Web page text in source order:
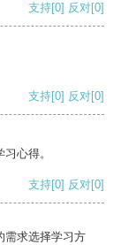
支持[0] 反对[0]
支持[0] 反对[0]
心得。
支持[0] 反对[0]
需求选择学习方